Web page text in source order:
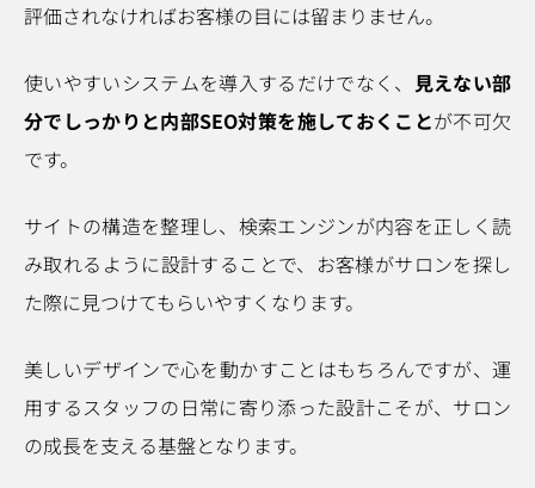
評価されなければお客様の目には留まりません。
使いやすいシステムを導入するだけでなく、 見えない部
分でしっかりと内部SEO対策を施しておくことが不可欠
です。
サイトの構造を整理し、検索エンジンが内容を正しく読
み取れるように設計することで、お客様がサロンを探し
た際に見つけてもらいやすくなります。
美しいデザインで心を動かすことはもちろんですが、運
用するスタッフの日常に寄り添った設計こそが、サロン
の成長を支える基盤となります。